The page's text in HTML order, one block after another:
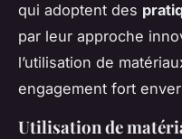
qui adoptent des
par leur approche
l’utilisation de
engagement fort
Utilisation de